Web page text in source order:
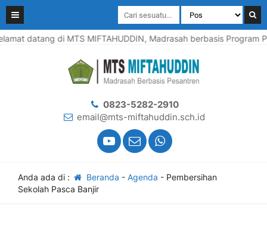
datang di MTS MIFTAHUDDIN, Madrasah berbasis Program
0823-5282-2910
email@mts-miftahuddin.sch.id
Anda ada di : Beranda - Agenda - Pembersihan
Sekolah Pasca Banjir